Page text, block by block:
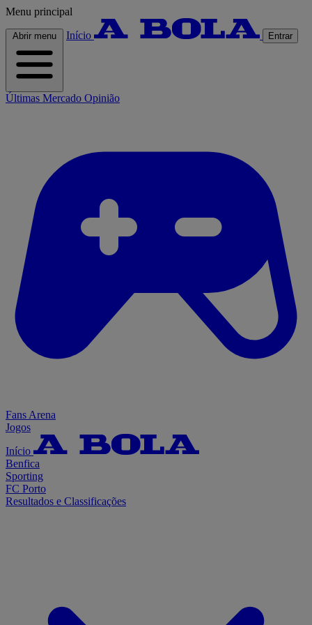
Menu principal
Abrir menu Início Entrar
Últimas Mercado Opinião
Fans Arena
Jogos
Início
Benfica
Sporting
FC Porto
Resultados e Classificações